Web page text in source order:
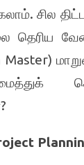
.சில
தெரிய
Master)
?